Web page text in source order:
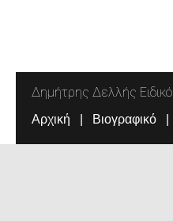
Δημήτρης Δελλής
Αρχική Βιογραφικό